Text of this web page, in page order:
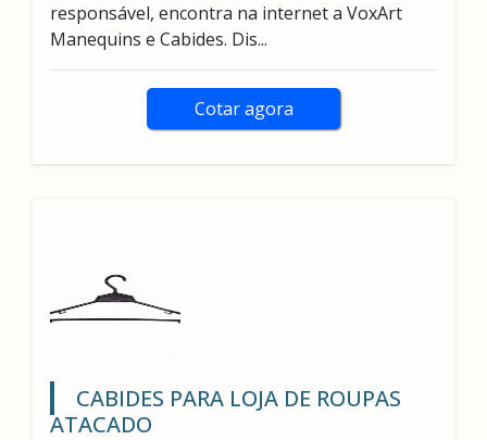
responsável, encontra na internet a VoxArt
Manequins e Cabides. Dis...
Cotar agora
CABIDES PARA LOJA DE ROUPAS
ATACADO